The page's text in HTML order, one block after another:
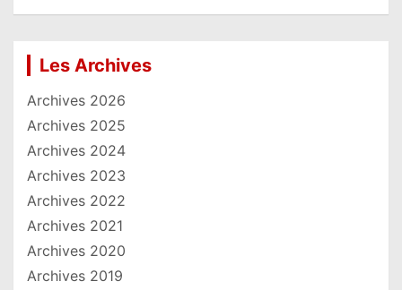
Les Archives
Archives 2026
Archives 2025
Archives 2024
Archives 2023
Archives 2022
Archives 2021
Archives 2020
Archives 2019